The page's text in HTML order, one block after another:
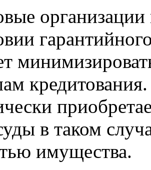
кредитования.
в таком
имущества.